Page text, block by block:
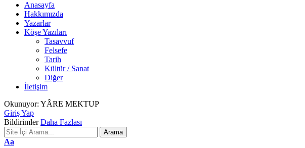
Anasayfa
Hakkımızda
Yazarlar
Köşe Yazıları
Tasavvuf
Felsefe
Tarih
Kültür / Sanat
Diğer
İletişim
Okunuyor: YÂRE MEKTUP
Giriş Yap
Bildirimler Daha Fazlası
Font
Aa